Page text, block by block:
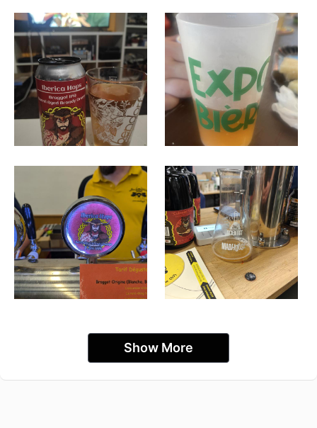
Show More